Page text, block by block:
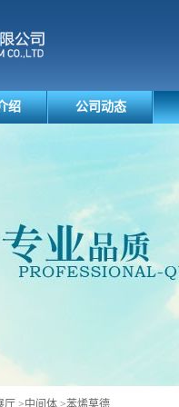
绍 公司动态
厅 >中间体 >苯烯莫德